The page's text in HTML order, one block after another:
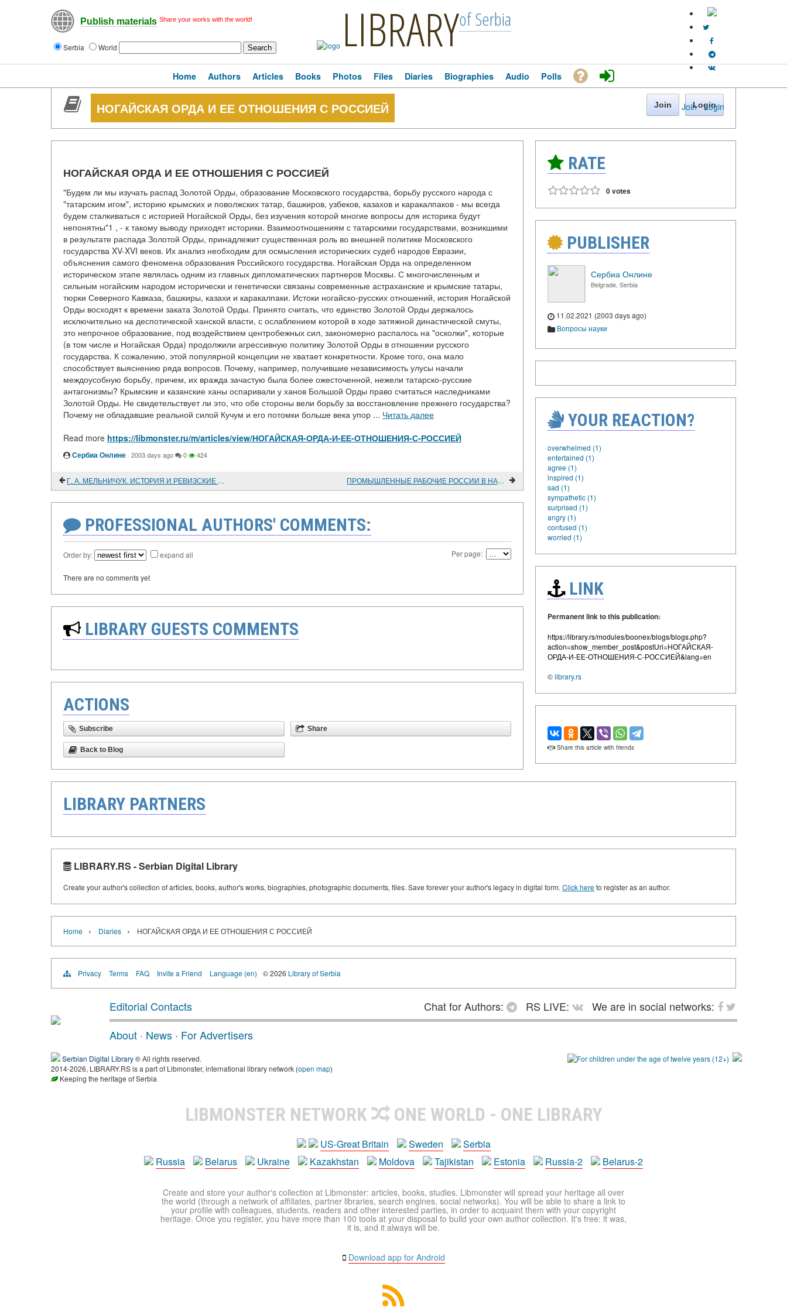
Publish materials Share your works with the world!
Serbia World LIBRARYof Serbia
Join · Login
Home Authors Articles Books Photos Files Diaries Biographies Audio Polls
НОГАЙСКАЯ ОРДА И ЕЕ ОТНОШЕНИЯ С РОССИЕЙ Join Login
НОГАЙСКАЯ ОРДА И ЕЕ ОТНОШЕНИЯ С РОССИЕЙ
"Будем ли мы изучать распад Золотой Орды, образование Московского государства, борьбу русского народа с
"татарским игом", историю крымских и поволжских татар, башкиров, узбеков, казахов и каракалпаков - мы всегда
будем сталкиваться с историей Ногайской Орды, без изучения которой многие вопросы для историка будут
непонятны"1 , - к такому выводу приходят историки. Взаимоотношениям с татарскими государствами, возникшими
в результате распада Золотой Орды, принадлежит существенная роль во внешней политике Московского
государства XV-XVI веков. Их анализ необходим для осмысления исторических судеб народов Евразии,
объяснения самого феномена образования Российского государства. Ногайская Орда на определенном
историческом этапе являлась одним из главных дипломатических партнеров Москвы. С многочисленным и
сильным ногайским народом исторически и генетически связаны современные астраханские и крымские татары,
тюрки Северного Кавказа, башкиры, казахи и каракалпаки. Истоки ногайско-русских отношений, история Ногайской
Орды восходят к времени заката Золотой Орды. Принято считать, что единство Золотой Орды держалось
исключительно на деспотической ханской власти, с ослаблением которой в ходе затяжной династической смуты,
это непрочное образование, под воздействием центробежных сил, закономерно распалось на "осколки", которые
(в том числе и Ногайская Орда) продолжили агрессивную политику Золотой Орды в отношении русского
государства. К сожалению, этой популярной концепции не хватает конкретности. Кроме того, она мало
способствует выяснению ряда вопросов. Почему, например, получившие независимость улусы начали
междоусобную борьбу, причем, их вражда зачастую была более ожесточенной, нежели татарско-русские
антагонизмы? Крымские и казанские ханы оспаривали у ханов Большой Орды право считаться наследниками
Золотой Орды. Не свидетельствует ли это, что обе стороны вели борьбу за восстановление прежнего государства?
Почему не обладавшие реальной силой Кучум и его потомки больше века упор ... Читать далее
Read more https://libmonster.ru/m/articles/view/НОГАЙСКАЯ-ОРДА-И-ЕЕ-ОТНОШЕНИЯ-С-РОССИЕЙ
Сербиа Онлине · 2003 days ago 0 424
Г. А. МЕЛЬНИЧУК. ИСТОРИЯ И РЕВИЗСКИЕ СКАЗКИ ШАЦКОГО СЕЛА КЕРМИСЬ ПРОМЫШЛЕННЫЕ РАБОЧИЕ РОССИИ В НАЧАЛЕ XX ВЕКА
PROFESSIONAL AUTHORS' COMMENTS:
Order by: expand all Per page:
There are no comments yet
LIBRARY GUESTS COMMENTS
ACTIONS
Subscribe Share
Back to Blog
RATE
0 votes
PUBLISHER
Сербиа Онлине
Belgrade, Serbia
11.02.2021 (2003 days ago)
Вопросы науки
YOUR REACTION?
overwhelmed (1)
entertained (1)
agree (1)
inspired (1)
sad (1)
sympathetic (1)
surprised (1)
angry (1)
confused (1)
worried (1)
LINK
Permanent link to this publication:
https://library.rs/modules/boonex/blogs/blogs.php?
action=show_member_post&postUri=НОГАЙСКАЯ-
ОРДА-И-ЕЕ-ОТНОШЕНИЯ-С-РОССИЕЙ&lang=en
©library.rs
Share this article with friends
LIBRARY PARTNERS
LIBRARY.RS - Serbian Digital Library
Create your author's collection of articles, books, author's works, biographies, photographic documents, files. Save forever your author's legacy in digital form. Click hereto register as an author.
Home › Diaries › НОГАЙСКАЯ ОРДА И ЕЕ ОТНОШЕНИЯ С РОССИЕЙ
Privacy Terms FAQ Invite a Friend Language (en) © 2026 Library of Serbia
Editorial Contacts Chat for Authors: RS LIVE:
We are in social networks:
About · News · For Advertisers
Serbian Digital Library® All rights reserved.
2014-2026, LIBRARY.RS is a part of Libmonster, international library network (open map)
Keeping the heritage of Serbia
LIBMONSTER NETWORK ONE WORLD - ONE LIBRARY
US-Great Britain Sweden
Serbia
Russia
Belarus Ukraine Kazakhstan Moldova Tajikistan Estonia Russia-2 Belarus-2
Create and store your author's collection at Libmonster: articles, books, studies. Libmonster will spread your heritage all over
the world (through a network of affiliates, partner libraries, search engines, social networks). You will be able to share a link to
your profile with colleagues, students, readers and other interested parties, in order to acquaint them with your copyright
heritage. Once you register, you have more than 100 tools at your disposal to build your own author collection. It's free: it was,
it is, and it always will be.
Download app for Android